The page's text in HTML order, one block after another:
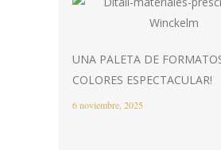
UNA PALETA DE
COLORES ESPECTACULAR!
6 noviembre, 2025